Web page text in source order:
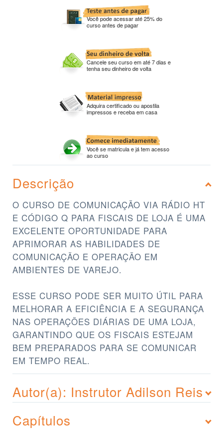
Você pode acessar até 25% do
curso antes de pagar
Cancele seu curso em até 7 dias e
tenha seu dinheiro de volta
Adquira certificado ou apostila
impressos e receba em casa
Você se matricula e já tem acesso
ao curso
Descrição
O CURSO DE COMUNICAÇÃO VIA RÁDIO HT
E CÓDIGO Q PARA FISCAIS DE LOJA É UMA
EXCELENTE OPORTUNIDADE PARA
APRIMORAR AS HABILIDADES DE
COMUNICAÇÃO E OPERAÇÃO EM
AMBIENTES DE VAREJO.
ESSE CURSO PODE SER MUITO ÚTIL PARA
MELHORAR A EFICIÊNCIA E A SEGURANÇA
NAS OPERAÇÕES DIÁRIAS DE UMA LOJA,
GARANTINDO QUE OS FISCAIS ESTEJAM
BEM PREPARADOS PARA SE COMUNICAR
EM TEMPO REAL.
Autor(a): Instrutor Adilson Reis
Capítulos